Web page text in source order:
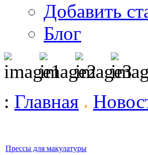
Добавить
Блог
: Главная
Прессы для макулатуры